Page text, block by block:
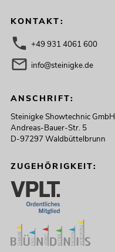
KONTAKT:
+49 931 4061 600
info@steinigke.de
ANSCHRIFT:
Steinigke Showtechnic GmbH
Andreas-Bauer-Str. 5
D-97297 Waldbüttelbrunn
ZUGEHÖRIGKEIT: